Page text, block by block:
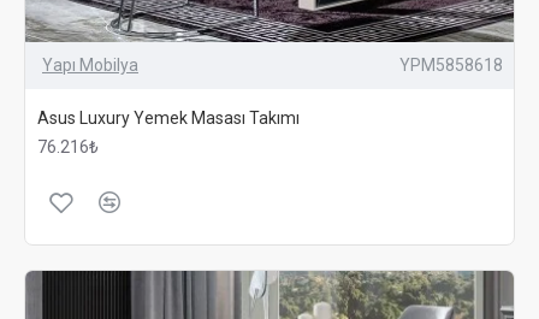
Yapı Mobilya YPM5858618
Asus Luxury Yemek Masası Takımı
76.216₺